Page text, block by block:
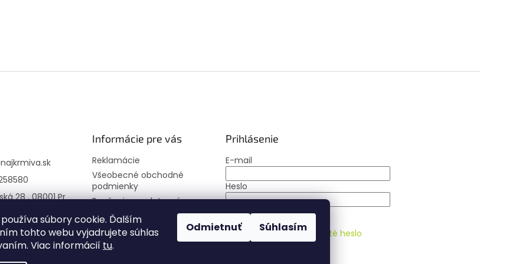
súbory cookie. Ďalším
tohto webu vyjadrujete súhlas
Viac informácií tu.
Odmietnuť Súhlasím
najkrmiva.sk
28 , 08001 Pr
Informácie pre vás
Reklamácie
Všeobecné obchodné
podmienky
Poučenie o uplatnení
práva spotrebiteľa
Moja objednávka
Prihlásenie
E-mail
Heslo
PRIHLÁSIŤ SA
Nová registráciaZabudnuté heslo